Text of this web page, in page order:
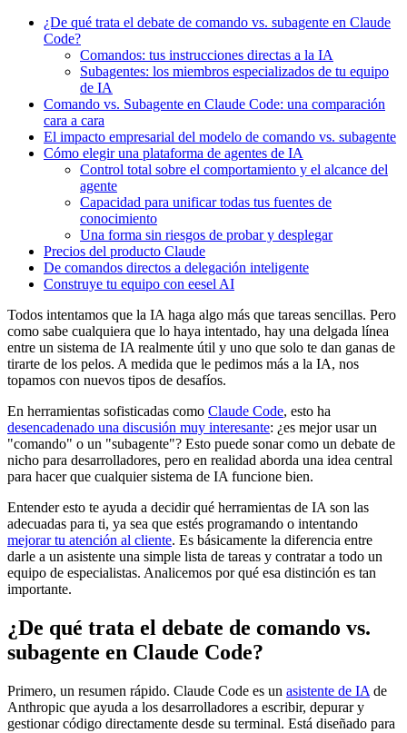
¿De qué trata el debate de comando vs. subagente en Claude
Code?
Comandos: tus instrucciones directas a la IA
Subagentes: los miembros especializados de tu equipo
de IA
Comando vs. Subagente en Claude Code: una comparación
cara a cara
El impacto empresarial del modelo de comando vs. subagente
Cómo elegir una plataforma de agentes de IA
Control total sobre el comportamiento y el alcance del
agente
Capacidad para unificar todas tus fuentes de
conocimiento
Una forma sin riesgos de probar y desplegar
Precios del producto Claude
De comandos directos a delegación inteligente
Construye tu equipo con eesel AI
Todos intentamos que la IA haga algo más que tareas sencillas. Pero
como sabe cualquiera que lo haya intentado, hay una delgada línea
entre un sistema de IA realmente útil y uno que solo te dan ganas de
tirarte de los pelos. A medida que le pedimos más a la IA, nos
topamos con nuevos tipos de desafíos.
En herramientas sofisticadas como Claude Code, esto ha
desencadenado una discusión muy interesante: ¿es mejor usar un
"comando" o un "subagente"? Esto puede sonar como un debate de
nicho para desarrolladores, pero en realidad aborda una idea central
para hacer que cualquier sistema de IA funcione bien.
Entender esto te ayuda a decidir qué herramientas de IA son las
adecuadas para ti, ya sea que estés programando o intentando
mejorar tu atención al cliente. Es básicamente la diferencia entre
darle a un asistente una simple lista de tareas y contratar a todo un
equipo de especialistas. Analicemos por qué esa distinción es tan
importante.
¿De qué trata el debate de comando vs.
subagente en Claude Code?
Primero, un resumen rápido. Claude Code es un asistente de IA de
Anthropic que ayuda a los desarrolladores a escribir, depurar y
gestionar código directamente desde su terminal. Está diseñado para